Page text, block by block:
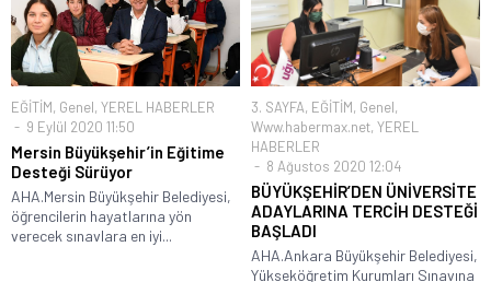
EĞİTİM, Genel, YEREL HABERLER
9 Eylül 2020 11:50
Mersin Büyükşehir’in Eğitime
Desteği Sürüyor
AHA.Mersin Büyükşehir Belediyesi,
öğrencilerin hayatlarına yön
verecek sınavlara en iyi...
3. SAYFA, EĞİTİM, Genel,
Www.habermax.net, YEREL
HABERLER
8 Ağustos 2020 12:04
BÜYÜKŞEHİR’DEN ÜNİVERSİTE
ADAYLARINA TERCİH DESTEĞİ
BAŞLADI
AHA.Ankara Büyükşehir Belediyesi,
Yükseköğretim Kurumları Sınavına